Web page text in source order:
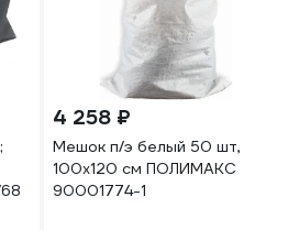
4 258 ₽
Мешок п/э белый 50 шт,
100x120 см ПОЛИМАКС
90001774-1